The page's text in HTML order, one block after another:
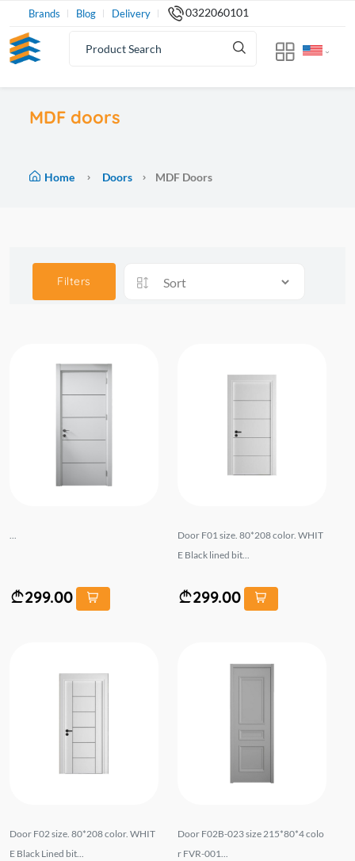
Brands Blog Delivery 0322060101
MDF doors
Home Doors MDF Doors
Filters
299.00
Door F01 size. 80*208 color. WHIT
E Black lined bit...
299.00
Door F02 size. 80*208 color. WHIT
E Black Lined bit...
Door F02B-023 size 215*80*4 colo
r FVR-001...